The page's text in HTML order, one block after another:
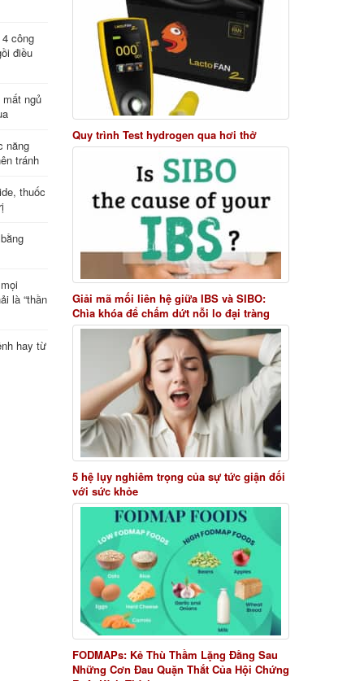
công
điều
ngủ
năng
tránh
thuốc
là “thần
hay từ
Quy trình Test hydrogen qua hơi thở
Giải mã mối liên hệ giữa IBS và SIBO:
Chìa khóa để chấm dứt nỗi lo đại tràng
5 hệ lụy nghiêm trọng của sự tức giận đối
với sức khỏe
FODMAPs: Kẻ Thù Thầm Lặng Đằng Sau
Những Cơn Đau Quặn Thắt Của Hội Chứng